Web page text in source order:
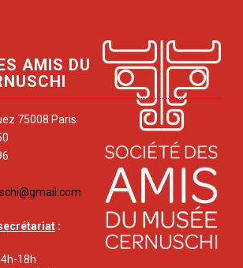
AMIS DU
75008 Paris
:
18h